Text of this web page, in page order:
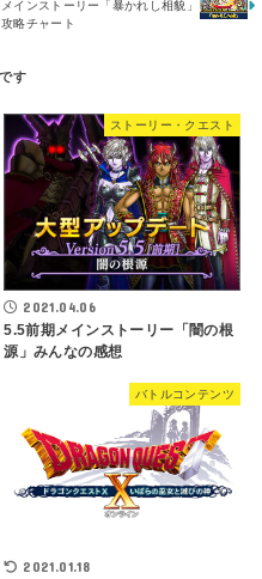
メインストーリー「暴かれし相貌」
攻略チャート
ストーリー・クエスト
2021.04.06
5.5前期メインストーリー「闇の根
源」みんなの感想
バトルコンテンツ
2021.01.18